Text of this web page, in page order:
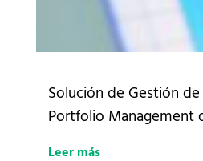
Solución de Gestión
Portfolio Management
Leer más